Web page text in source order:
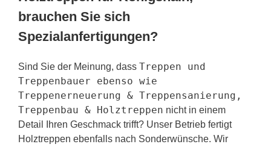
brauchen Sie sich
Spezialanfertigungen?
Sind Sie der Meinung, dass Treppen und
Treppenbauer ebenso wie
Treppenerneuerung & Treppensanierung,
Treppenbau & Holztreppen nicht in einem
Detail Ihren Geschmack trifft? Unser Betrieb fertigt
Holztreppen ebenfalls nach Sonderwünsche. Wir